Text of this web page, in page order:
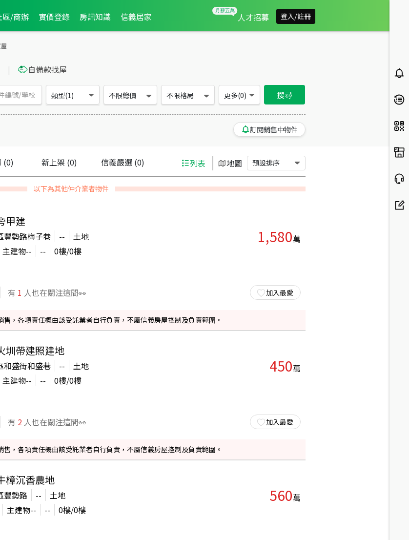
區/商辦 實價登錄 房訊知識 信義居家 人才招募 登入/註冊
| 自備款找屋
類型(1) 不限總價 不限格局 更多(0) 搜尋
訂閱銷售中物件
(0) 新上架 (0) 信義嚴選(0) 列表 地圖 預設排序
以下為其他仲介業者物件
甲建
豐勢路梅子巷 --
土地
主建物-- -- 0樓/0樓
有 1 人也在關注這間👀
1,580萬
加入最愛
，各項責任概由該受託業者自行負責，不屬信義房屋控制及負責範圍。
圳帶建照建地
和盛街和盛巷 --
土地
主建物-- -- 0樓/0樓
有 2 人也在關注這間👀
450萬
加入最愛
，各項責任概由該受託業者自行負責，不屬信義房屋控制及負責範圍。
樟沉香農地
豐勢路 --
土地
主建物-- -- 0樓/0樓
560萬